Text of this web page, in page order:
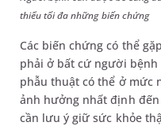
thiểu tối đa những biến chứng
Các biến chứng có thể
phải ở bất cứ người
phẫu thuật có thể ở mức
ảnh hưởng nhất định
cần lưu ý giữ sức khỏe